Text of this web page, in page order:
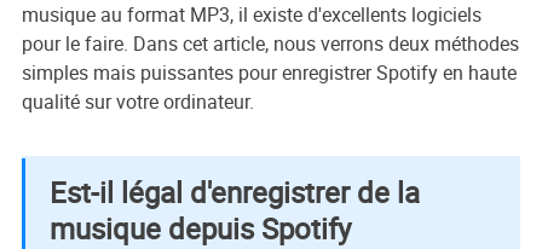
musique au format MP3, il existe d'excellents logiciels
pour le faire. Dans cet article, nous verrons deux méthodes
simples mais puissantes pour enregistrer Spotify en haute
qualité sur votre ordinateur.
Est-il légal d'enregistrer de la
musique depuis Spotify